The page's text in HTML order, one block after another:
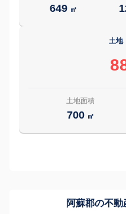
649 ㎡
土地
土地面積
700 ㎡
阿蘇郡の不動